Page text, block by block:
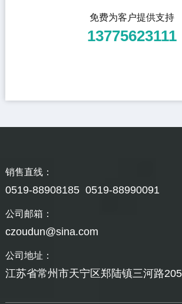
免费为客户提供支持
13775623111
销售直线：
0519-88908185 0519-88990091
公司邮箱：
czoudun@sina.com
公司地址：
江苏省常州市天宁区郑陆镇三河路